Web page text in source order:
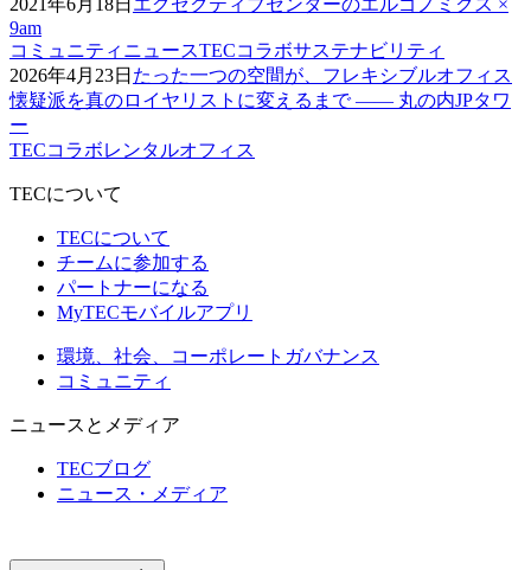
9am
コミュニティニュースTECコラボサステナビリティ
2026年4月23日 たった一つの空間が、フレキシブルオフィス
懐疑派を真のロイヤリストに変えるまで —— 丸の内JPタワ
ー
TECコラボレンタルオフィス
TECについて
TECについて
チームに参加する
パートナーになる
MyTECモバイルアプリ
環境、社会、コーポレートガバナンス
コミュニティ
ニュースとメディア
TECブログ
ニュース・メディア